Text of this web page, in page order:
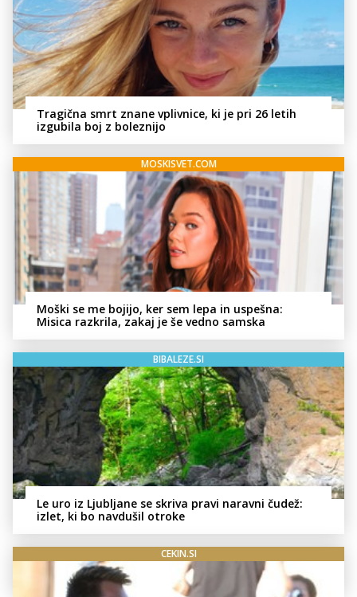
Tragična smrt znane vplivnice, ki je pri 26 letih
izgubila boj z boleznijo
MOSKISVET.COM
Moški se me bojijo, ker sem lepa in uspešna:
Misica razkrila, zakaj je še vedno samska
BIBALEZE.SI
Le uro iz Ljubljane se skriva pravi naravni čudež:
izlet, ki bo navdušil otroke
CEKIN.SI